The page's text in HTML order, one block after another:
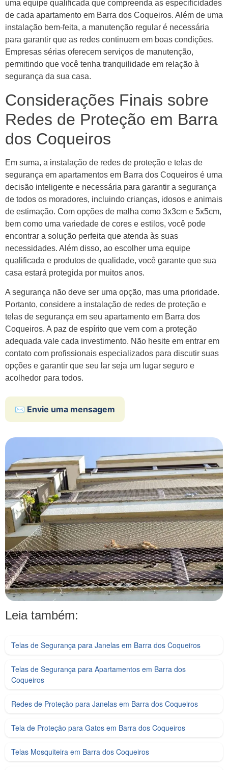
uma equipe qualificada que compreenda as especificidades
de cada apartamento em Barra dos Coqueiros. Além de uma
instalação bem-feita, a manutenção regular é necessária
para garantir que as redes continuem em boas condições.
Empresas sérias oferecem serviços de manutenção,
permitindo que você tenha tranquilidade em relação à
segurança da sua casa.
Considerações Finais sobre
Redes de Proteção em Barra
dos Coqueiros
Em suma, a instalação de redes de proteção e telas de
segurança em apartamentos em Barra dos Coqueiros é uma
decisão inteligente e necessária para garantir a segurança
de todos os moradores, incluindo crianças, idosos e animais
de estimação. Com opções de malha como 3x3cm e 5x5cm,
bem como uma variedade de cores e estilos, você pode
encontrar a solução perfeita que atenda às suas
necessidades. Além disso, ao escolher uma equipe
qualificada e produtos de qualidade, você garante que sua
casa estará protegida por muitos anos.
A segurança não deve ser uma opção, mas uma prioridade.
Portanto, considere a instalação de redes de proteção e
telas de segurança em seu apartamento em Barra dos
Coqueiros. A paz de espírito que vem com a proteção
adequada vale cada investimento. Não hesite em entrar em
contato com profissionais especializados para discutir suas
opções e garantir que seu lar seja um lugar seguro e
acolhedor para todos.
✉️ Envie uma mensagem
Leia também:
Telas de Segurança para Janelas em Barra dos Coqueiros
Telas de Segurança para Apartamentos em Barra dos
Coqueiros
Redes de Proteção para Janelas em Barra dos Coqueiros
Tela de Proteção para Gatos em Barra dos Coqueiros
Telas Mosquiteira em Barra dos Coqueiros